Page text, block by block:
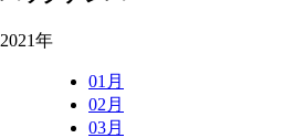
2021年
01月
02月
03月